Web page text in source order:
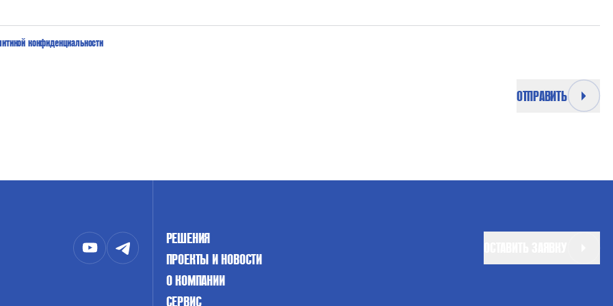
конфиденциальности
ОТПРАВИТЬ
РЕШЕНИЯ
ПРОЕКТЫ И НОВОСТИ
О КОМПАНИИ
СЕРВИС